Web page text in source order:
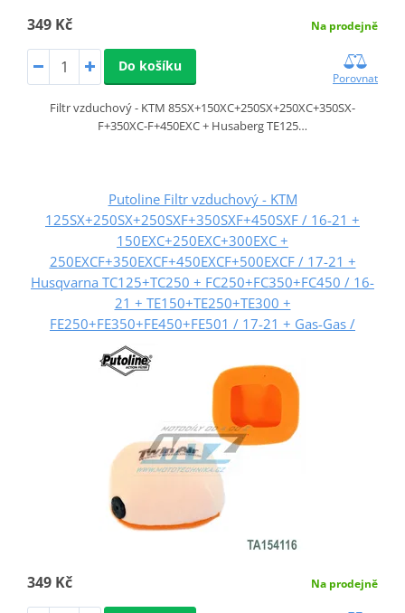
349 Kč Na prodejně
Do košíku
Porovnat
Filtr vzduchový - KTM 85SX+150XC+250SX+250XC+350SX-
F+350XC-F+450EXC + Husaberg TE125…
Putoline Filtr vzduchový - KTM
125SX+250SX+250SXF+350SXF+450SXF / 16-21 +
150EXC+250EXC+300EXC +
250EXCF+350EXCF+450EXCF+500EXCF / 17-21 +
Husqvarna TC125+TC250 + FC250+FC350+FC450 / 16-
21 + TE150+TE250+TE300 +
FE250+FE350+FE450+FE501 / 17-21 + Gas-Gas /
349 Kč Na prodejně